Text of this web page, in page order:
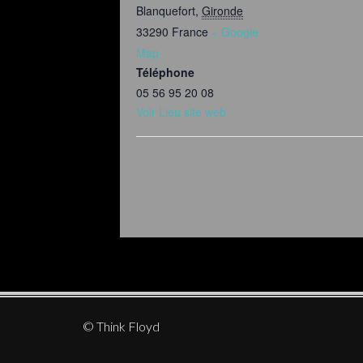
Blanquefort, Gironde
33290 France + Google
Map
Téléphone
05 56 95 20 08
Voir Lieu site web
© Think Floyd